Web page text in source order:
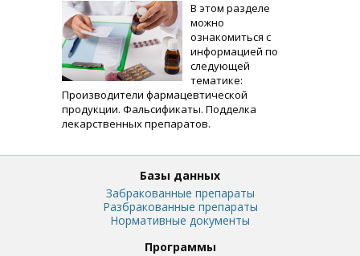
В этом разделе
можно
ознакомиться с
информацией по
следующей
тематике:
Производители фармацевтической
продукции. Фальсификаты. Подделка
лекарственных препаратов.
Базы данных
Забракованные препараты
Разбракованные препараты
Нормативные документы
Программы